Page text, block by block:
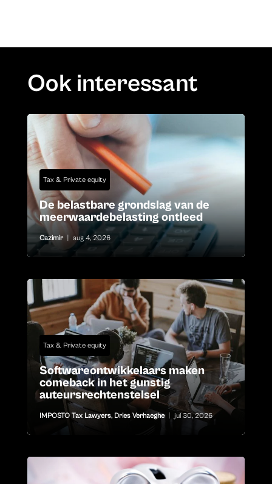
Ook interessant
Tax & Private equity
De belastbare grondslag van de
meerwaardebelasting ontleed
Cazimir aug 4, 2026
Tax & Private equity
Softwareontwikkelaars maken
comeback in het gunstig
auteursrechtenstelsel
IMPOSTO Tax Lawyers, Dries Verhaeghe jul 30, 2026